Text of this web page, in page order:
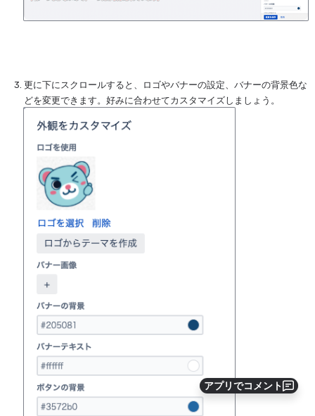
アプリでコメント
更に下にスクロールすると、ロゴやバナーの設定、バナーの背景色な
どを変更できます。好みに合わせてカスタマイズしましょう。